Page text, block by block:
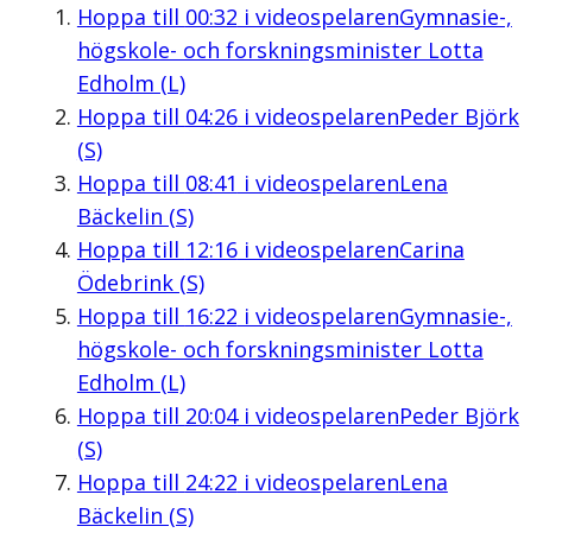
Hoppa till 00:32 i videospelarenGymnasie-,
högskole- och forskningsminister Lotta
Edholm (L)
Hoppa till 04:26i videospelarenPeder Björk
(S)
Hoppa till 08:41 i videospelarenLena
Bäckelin (S)
Hoppa till 12:16i videospelarenCarina
Ödebrink (S)
Hoppa till 16:22 i videospelarenGymnasie-,
högskole- och forskningsminister Lotta
Edholm (L)
Hoppa till 20:04i videospelarenPeder Björk
(S)
Hoppa till 24:22 i videospelarenLena
Bäckelin (S)